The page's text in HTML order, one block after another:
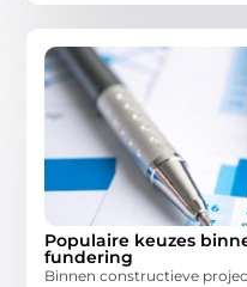
Populaire keuzes
fundering
Binnen constructieve